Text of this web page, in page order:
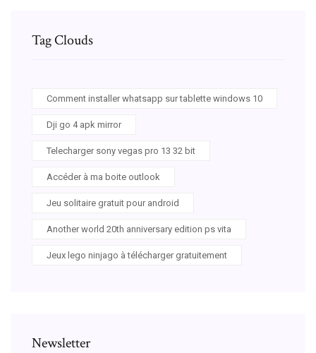
Tag Clouds
Comment installer whatsapp sur tablette windows 10
Dji go 4 apk mirror
Telecharger sony vegas pro 13 32 bit
Accéder à ma boite outlook
Jeu solitaire gratuit pour android
Another world 20th anniversary edition ps vita
Jeux lego ninjago à télécharger gratuitement
Newsletter